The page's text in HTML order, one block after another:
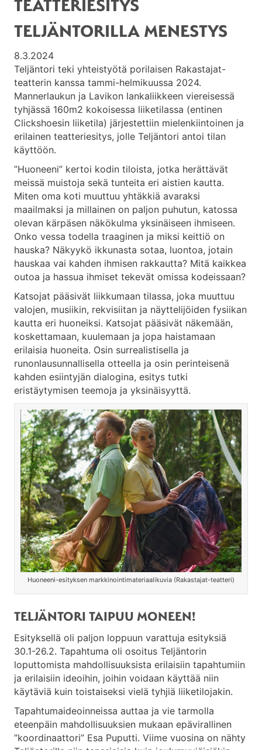
TELJÄNTORILLA MENESTYS
8.3.2024
Teljäntori teki yhteistyötä porilaisen Rakastajat-
teatterin kanssa tammi-helmikuussa 2024.
Mannerlaukun ja Lavikon lankaliikkeen viereisessä
tyhjässä 160m2 kokoisessa liiketilassa (entinen
Clickshoesin liiketila) järjestettiin mielenkiintoinen ja
erilainen teatteriesitys, jolle Teljäntori antoi tilan
käyttöön.
”Huoneeni” kertoi kodin tiloista, jotka herättävät
meissä muistoja sekä tunteita eri aistien kautta.
Miten oma koti muuttuu yhtäkkiä avaraksi
maailmaksi ja millainen on paljon puhutun, katossa
olevan kärpäsen näkökulma yksinäiseen ihmiseen.
Onko vessa todella traaginen ja miksi keittiö on
hauska? Näkyykö ikkunasta sotaa, luontoa, jotain
hauskaa vai kahden ihmisen rakkautta? Mitä kaikkea
outoa ja hassua ihmiset tekevät omissa kodeissaan?
Katsojat pääsivät liikkumaan tilassa, joka muuttuu
valojen, musiikin, rekvisiitan ja näyttelijöiden fysiikan
kautta eri huoneiksi. Katsojat pääsivät näkemään,
koskettamaan, kuulemaan ja jopa haistamaan
erilaisia huoneita. Osin surrealistisella ja
runonlausunnallisella otteella ja osin perinteisenä
kahden esiintyjän dialogina, esitys tutki
eristäytymisen teemoja ja yksinäisyyttä.
Huoneeni-esityksen markkinointimateriaalikuvia (Rakastajat-teatteri)
TELJÄNTORI TAIPUU MONEEN!
Esityksellä oli paljon loppuun varattuja esityksiä
30.1-26.2. Tapahtuma oli osoitus Teljäntorin
loputtomista mahdollisuuksista erilaisiin tapahtumiin
ja erilaisiin ideoihin, joihin voidaan käyttää niin
käytäviä kuin toistaiseksi vielä tyhjiä liiketilojakin.
Tapahtumaideoinneissa auttaa ja vie tarmolla
eteenpäin mahdollisuuksien mukaan epävirallinen
”koordinaattori” Esa Puputti. Viime vuosina on nähty